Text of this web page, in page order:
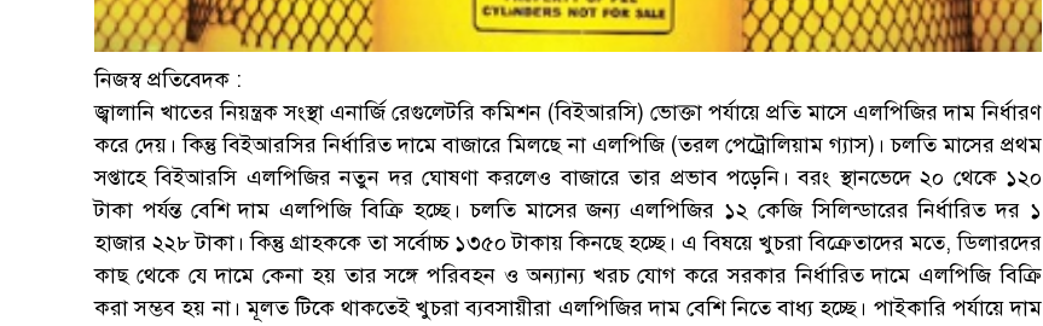
নিজস্ব প্রতিবেদক :
জ্বালানি খাতের নিয়ন্ত্রক সংস্থা এনার্জি রেগুলেটরি কমিশন (বিইআরসি) ভোক্তা পর্যায়ে প্রতি মাসে এলপিজির দাম নির্ধারণ
করে দেয়। কিন্তু বিইআরসির নির্ধারিত দামে বাজারে মিলছে না এলপিজি (তরল পেট্রোলিয়াম গ্যাস)। চলতি মাসের প্রথম
সপ্তাহে বিইআরসি এলপিজির নতুন দর ঘোষণা করলেও বাজারে তার প্রভাব পড়েনি। বরং স্থানভেদে ২০ থেকে ১২০
টাকা পর্যন্ত বেশি দাম এলপিজি বিক্রি হচ্ছে। চলতি মাসের জন্য এলপিজির ১২ কেজি সিলিন্ডারের নির্ধারিত দর ১
হাজার ২২৮ টাকা। কিন্তু গ্রাহককে তা সর্বোচ্চ ১৩৫০ টাকায় কিনছে হচ্ছে। এ বিষয়ে খুচরা বিক্রেতাদের মতে, ডিলারদের
কাছ থেকে যে দামে কেনা হয় তার সঙ্গে পরিবহন ও অন্যান্য খরচ যোগ করে সরকার নির্ধারিত দামে এলপিজি বিক্রি
করা সম্ভব হয় না। মূলত টিকে থাকতেই খুচরা ব্যবসায়ীরা এলপিজির দাম বেশি নিতে বাধ্য হচ্ছে। পাইকারি পর্যায়ে দাম